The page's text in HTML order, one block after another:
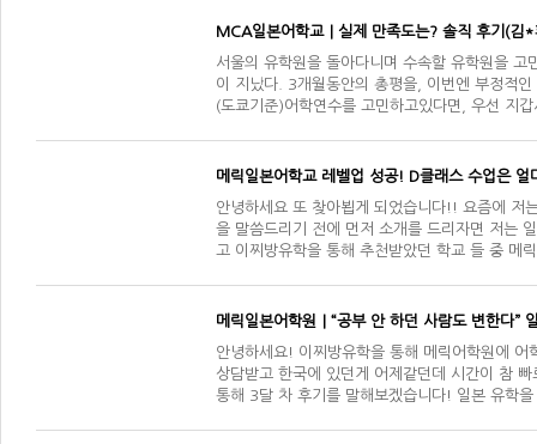
MCA일본어학교｜실제 만족도는? 솔직 후기(
서울의 유학원을 돌아다니며 수속할 유학원을
이 지났다. 3개월동안의 총평을, 이번엔 부정적
(도쿄기준) ​어학연수를 고민하고있다면, 우선 지
메릭일본어학교 레벨업 성공! D클래스 수업은
안녕하세요 또 찾아뵙게 되었습니다!! 요즘에 저
을 말씀드리기 전에 먼저 소개를 드리자면 저는
고 이찌방유학을 통해 추천받았던 학교 들 중 메
메릭일본어학원｜“공부 안 하던 사람도 변한다”
안녕하세요! 이찌방유학을 통해 메릭어학원에
상담받고 한국에 있던게 어제같던데 시간이 참
통해 3달 차 후기를 말해보겠습니다! 일본 유학